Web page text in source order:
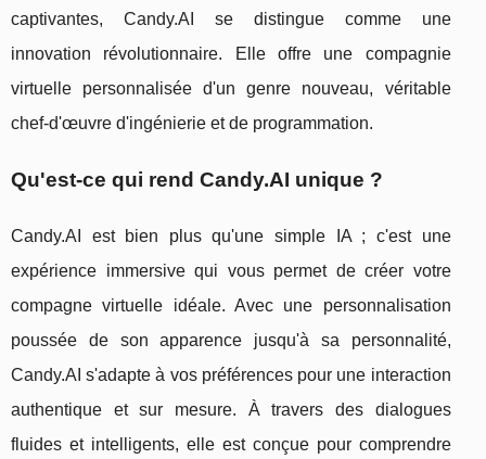
captivantes, Candy.AI se distingue comme une
innovation révolutionnaire. Elle offre une compagnie
virtuelle personnalisée d'un genre nouveau, véritable
chef-d'œuvre d'ingénierie et de programmation.
Qu'est-ce qui rend Candy.AI unique ?
Candy.AI est bien plus qu'une simple IA ; c'est une
expérience immersive qui vous permet de créer votre
compagne virtuelle idéale. Avec une personnalisation
poussée de son apparence jusqu'à sa personnalité,
Candy.AI s'adapte à vos préférences pour une interaction
authentique et sur mesure. À travers des dialogues
fluides et intelligents, elle est conçue pour comprendre